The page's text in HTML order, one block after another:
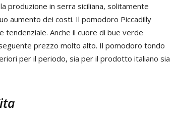
produzione in serra siciliana, solitamente
aumento dei costi. Il pomodoro Piccadilly
Anche il cuore di bue verde
prezzo molto alto. Il pomodoro tondo
per il periodo, sia per il prodotto italiano sia